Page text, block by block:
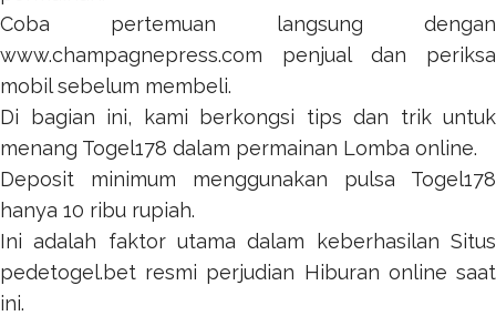
Coba pertemuan langsung dengan
www.champagnepress.com penjual dan periksa
mobil sebelum membeli.
Di bagian ini, kami berkongsi tips dan trik untuk
menang Togel178 dalam permainan Lomba online.
Deposit minimum menggunakan pulsa Togel178
hanya 10 ribu rupiah.
Ini adalah faktor utama dalam keberhasilan Situs
pedetogel.bet resmi perjudian Hiburan online saat
ini.